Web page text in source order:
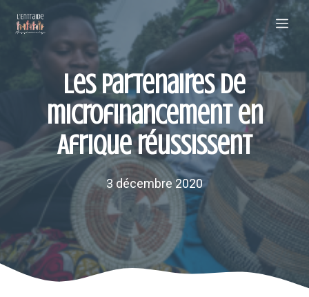
Les partenaires de
microfinancement en
Afrique réussissent
3 décembre 2020